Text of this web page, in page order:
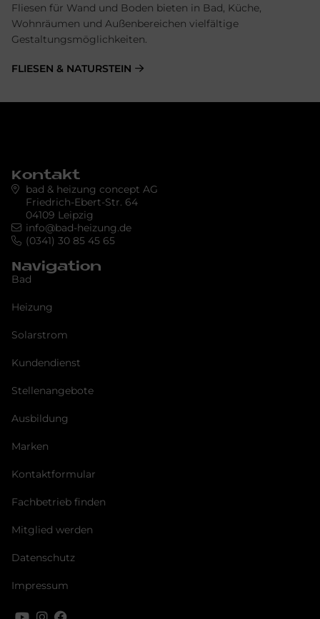
Fliesen für Wand und Boden bieten in Bad, Küche,
Wohnräumen und Außenbereichen vielfältige
Gestaltungsmöglichkeiten.
FLIESEN & NATURSTEIN
Kontakt
bad & heizung concept AG
Friedrich-Ebert-Str. 64
04109 Leipzig
info@bad-heizung.de
(0341) 30 85 45 65
Navigation
Bad
Heizung
Solarstrom
Kundendienst
Stellenangebote
Ausbildung
Marken
Kontaktformular
Fachbetrieb finden
Mitglied werden
Datenschutz
Impressum